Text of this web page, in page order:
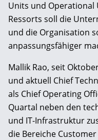
Units und Operational
Ressorts soll die
und die Organisation
anpassungsfähiger
Mallik Rao, seit
und aktuell Chief
als Chief Operating
Quartal neben den
und IT-Infrastruktur
die Bereiche Customer